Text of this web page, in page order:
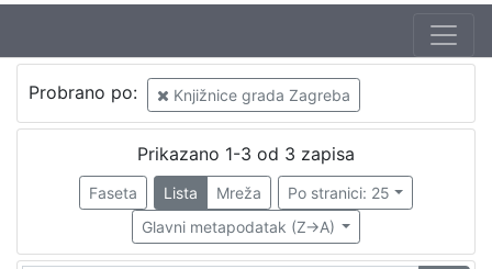
Autor
Zajc, Ivan, ml. (03. 08. 1832. – 16. 12. 1914.)
Pollak, Irma
1
2
Probrano po: Knjižnice grada Zagreba
Prikazano 1-3 od 3 zapisa
Faseta Lista Mreža
Po stranici: 25
Glavni metapodatak (Z->A)